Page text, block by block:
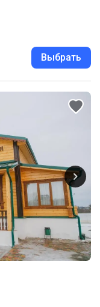
Выбрать